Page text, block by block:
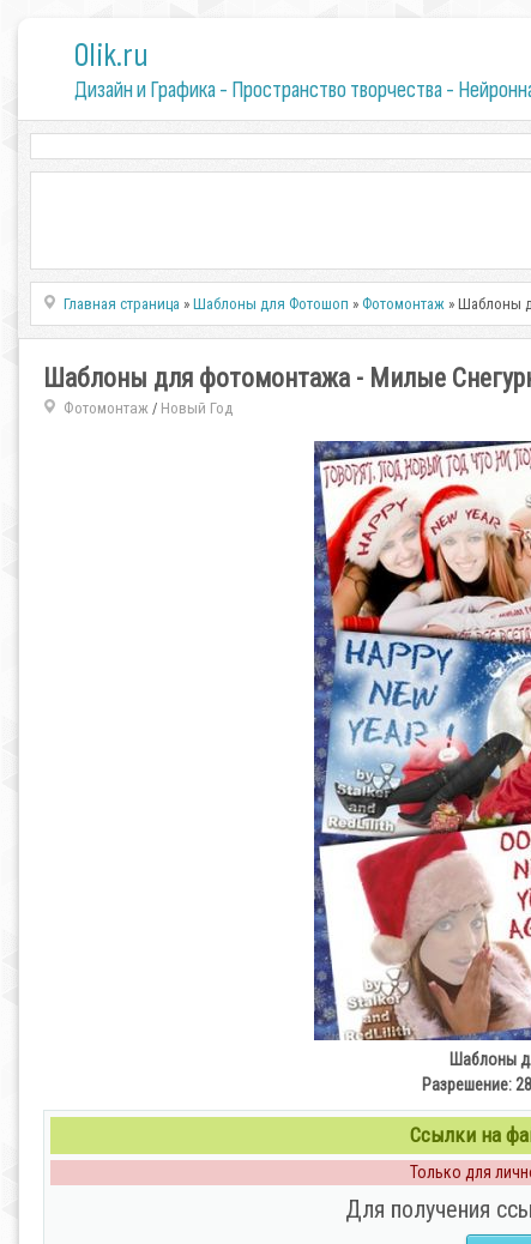
0lik.ru
Дизайн и Графика - Пространство творчества -
Главная страница »Шаблоны для Фотошоп » Фотомонтаж » Шаблоны
Шаблоны для фотомонтажа - Милые
Фотомонтаж/ Новый Год
Шаблоны
Разрешение:
Ссылки на
Только для
Для получения